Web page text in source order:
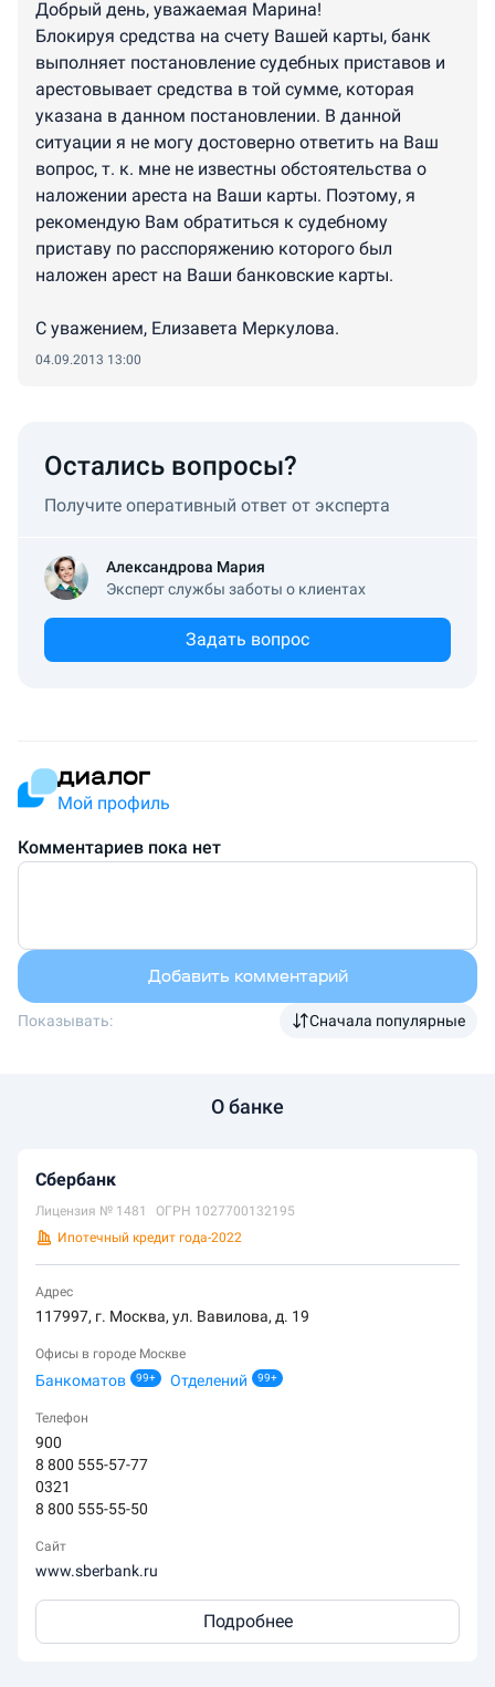
Добрый день, уважаемая Марина!
Блокируя средства на счету Вашей карты, банк
выполняет постановление судебных приставов и
арестовывает средства в той сумме, которая
указана в данном постановлении. В данной
ситуации я не могу достоверно ответить на Ваш
вопрос, т. к. мне не известны обстоятельства о
наложении ареста на Ваши карты. Поэтому, я
рекомендую Вам обратиться к судебному
приставу по расспоряжению которого был
наложен арест на Ваши банковские карты.
С уважением, Елизавета Меркулова.
04.09.2013 13:00
Остались вопросы?
Получите оперативный ответ от эксперта
Александрова Мария
Эксперт службы заботы о клиентах
Задать вопрос
Мой профиль
Комментариев пока нет
Добавить комментарий
Показывать: Сначала популярные
О банке
Сбербанк
Лицензия № 1481 ОГРН 1027700132195
Ипотечный кредит года-2022
Адрес
117997, г. Москва, ул. Вавилова, д. 19
Офисы в городе Москве
Банкоматов 99+ Отделений 99+
Телефон
900
8 800 555-57-77
0321
8 800 555-55-50
Сайт
www.sberbank.ru
Подробнее